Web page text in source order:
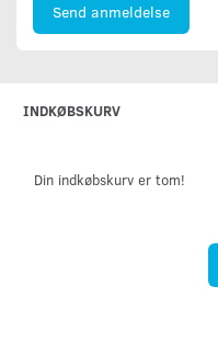
Send anmeldelse
INDKØBSKURV
Din indkøbskurv er tom!